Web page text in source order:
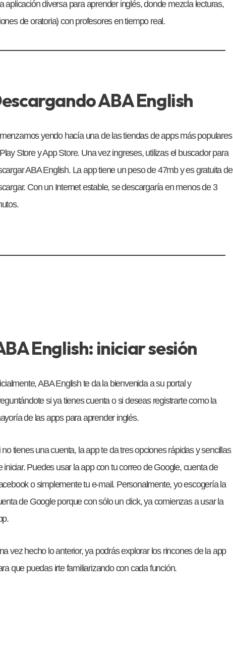
diversa para aprender inglés, donde mezcla lecturas,
de oratoria) con profesores en tiempo real.
ABA English
yendo hacía una de las tiendas de apps más populares
Store y App Store. Una vez ingreses, utilizas el buscador para
ABA English. La app tiene un peso de 47mb y es gratuita de
Con un Internet estable, se descargaría en menos de 3
English: iniciar sesión
ABA English te da la bienvenida a su portal y
si ya tienes cuenta o si deseas registrarte como la
de las apps para aprender inglés.
no tienes una cuenta, la app te da tres opciones rápidas y sencillas
iniciar. Puedes usar la app con tu correo de Google, cuenta de
o simplemente tu e-mail. Personalmente, yo escogería la
de Google porque con sólo un click, ya comienzas a usar la
vez hecho lo anterior, ya podrás explorar los rincones de la app
que puedas irte familiarizando con cada función.